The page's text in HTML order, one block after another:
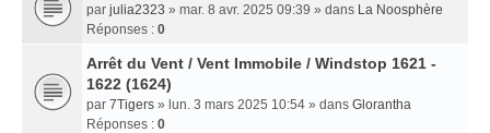
par julia2323 » mar. 8 avr. 2025 09:39 » dans La Noosphère
Réponses : 0
Arrêt du Vent / Vent Immobile / Windstop 1621 -
1622 (1624)
par 7Tigers » lun. 3 mars 2025 10:54 » dans Glorantha
Réponses : 0